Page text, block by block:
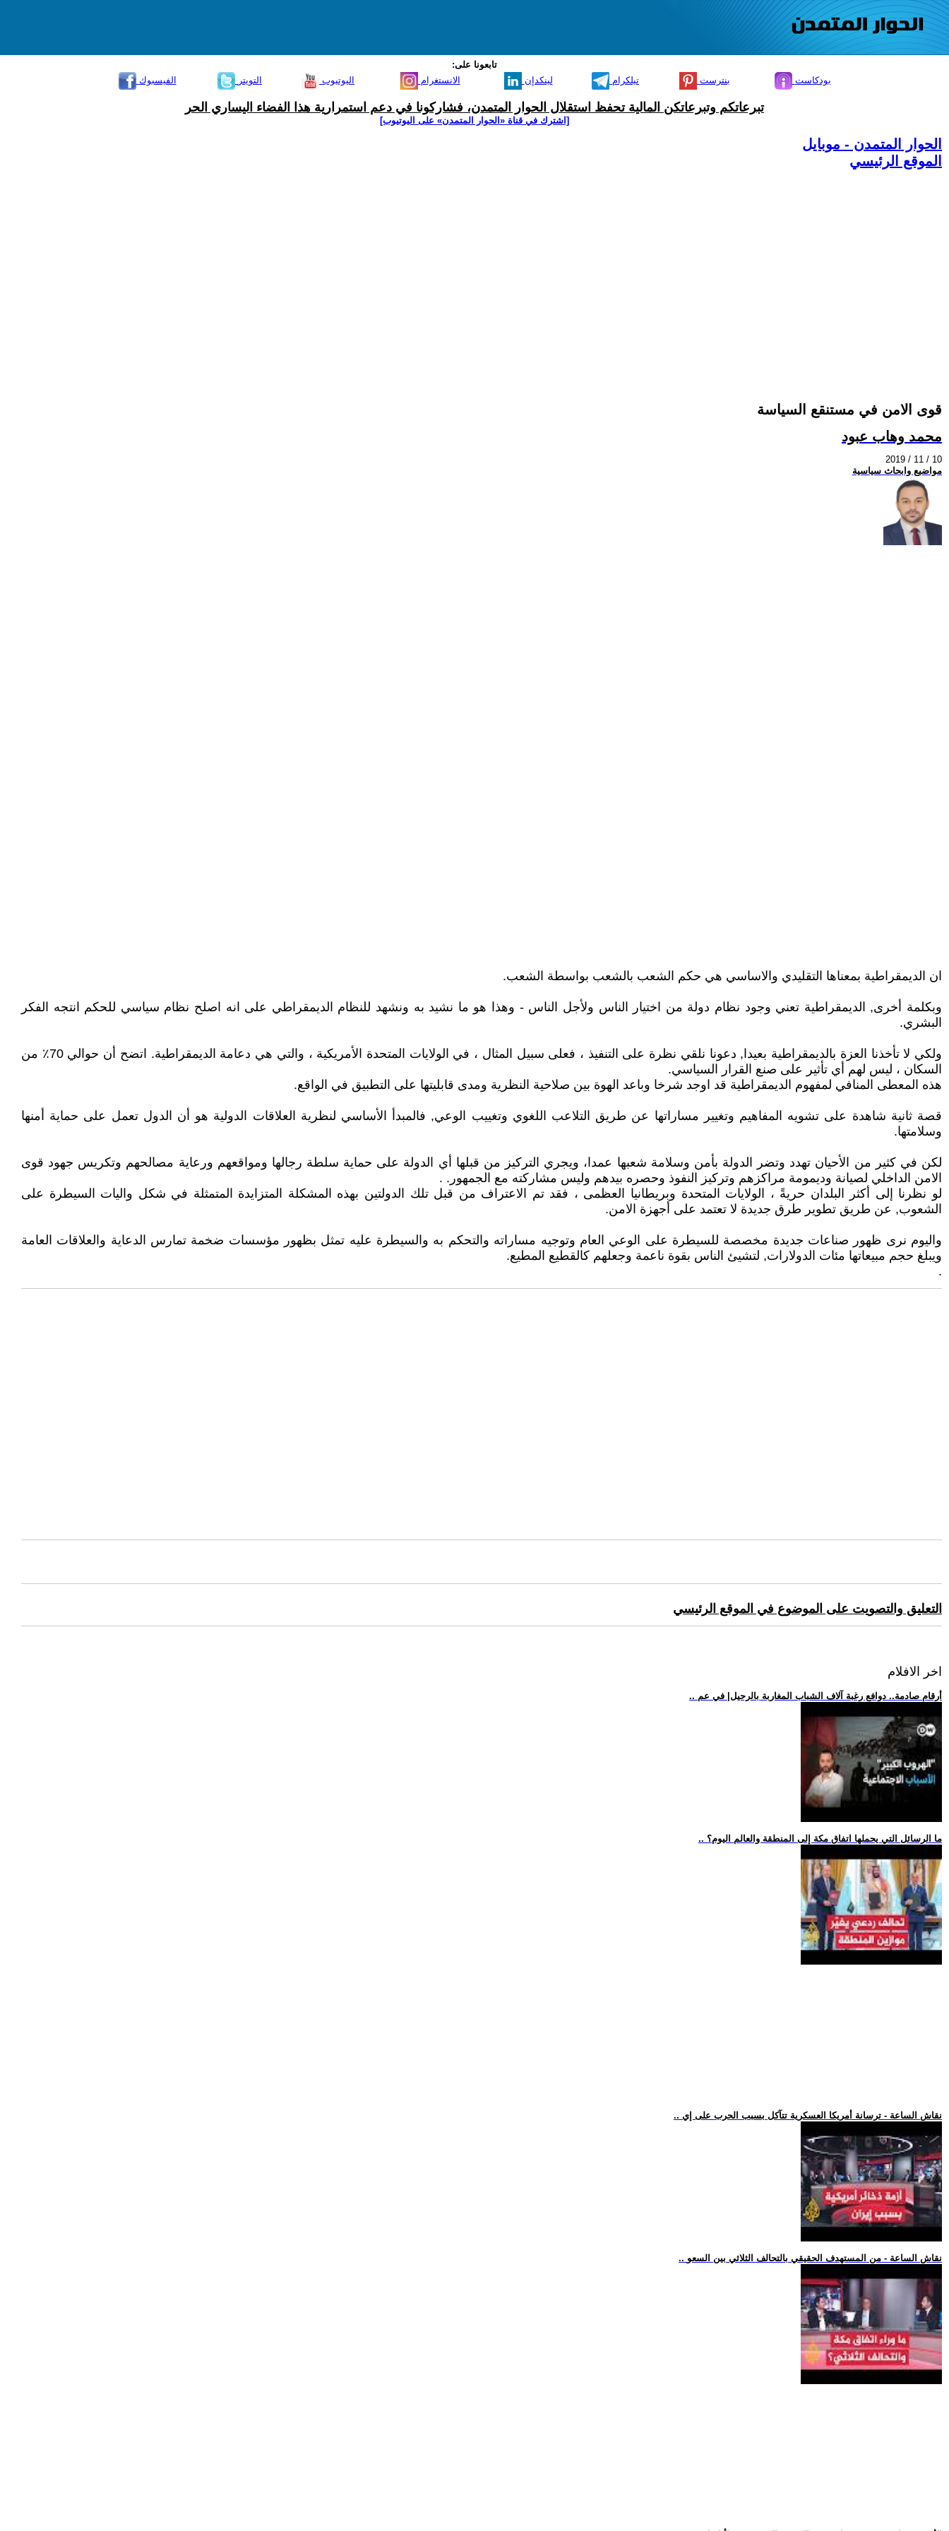
تابعونا على:
الفيسبوك
التويتر اليوتيوب الانستغرام لينكدإن تيلكرام بنترست بودكاست
تبرعاتكم وتبرعاتكن المالية تحفظ استقلال الحوار المتمدن، فشاركونا في دعم استمرارية هذا الفضاء اليساري الحر
[اشترك في قناة ‫«الحوار المتمدن» على اليوتيوب]
الحوار المتمدن - موبايل
الموقع الرئيسي
قوى الامن في مستنقع السياسة
محمد وهاب عبود
2019 / 11 / 10
مواضيع وابحاث سياسية
ان الديمقراطية بمعناها التقليدي والاساسي هي حكم الشعب بالشعب بواسطة الشعب.
وبكلمة أخرى, الديمقراطية تعني وجود نظام دولة من اختيار الناس ولأجل الناس - وهذا هو ما نشيد به ونشهد للنظام الديمقراطي على انه اصلح نظام سياسي للحكم انتجه الفكر
البشري.
ولكي لا تأخذنا العزة بالديمقراطية بعيدا, دعونا نلقي نظرة على التنفيذ ، فعلى سبيل المثال ، في الولايات المتحدة الأمريكية ، والتي هي دعامة الديمقراطية. اتضح أن حوالي 70٪ من
السكان ، ليس لهم أي تأثير على صنع القرار السياسي.
هذه المعطى المنافي لمفهوم الديمقراطية قد اوجد شرخا وباعد الهوة بين صلاحية النظرية ومدى قابليتها على التطبيق في الواقع.
قصة ثانية شاهدة على تشويه المفاهيم وتغيير مساراتها عن طريق التلاعب اللغوي وتغييب الوعي, فالمبدأ الأساسي لنظرية العلاقات الدولية هو أن الدول تعمل على حماية أمنها
وسلامتها.
لكن في كثير من الأحيان تهدد وتضر الدولة بأمن وسلامة شعبها عمدا، ويجري التركيز من قبلها أي الدولة على حماية سلطة رجالها ومواقعهم ورعاية مصالحهم وتكريس جهود قوى
الامن الداخلي لصيانة وديمومة مراكزهم وتركيز النفوذ وحصره بيدهم وليس مشاركته مع الجمهور. .
لو نظرنا إلى أكثر البلدان حريةً ، الولايات المتحدة وبريطانيا العظمى ، فقد تم الاعتراف من قبل تلك الدولتين بهذه المشكلة المتزايدة المتمثلة في شكل واليات السيطرة على
الشعوب, عن طريق تطوير طرق جديدة لا تعتمد على أجهزة الامن.
واليوم نرى ظهور صناعات جديدة مخصصة للسيطرة على الوعي العام وتوجيه مساراته والتحكم به والسيطرة عليه تمثل بظهور مؤسسات ضخمة تمارس الدعاية والعلاقات العامة
ويبلغ حجم مبيعاتها مئات الدولارات, لتشيئ الناس بقوة ناعمة وجعلهم كالقطيع المطيع.
.
التعليق والتصويت على الموضوع في الموقع الرئيسي
اخر الافلام
.. أرقام صادمة.. دوافع رغبة آلاف الشباب المغاربة بالرحيل| في عم
.. ما الرسائل التي يحملها اتفاق مكة إلى المنطقة والعالم اليوم؟
.. نقاش الساعة - ترسانة أمريكا العسكرية تتآكل بسبب الحرب على إي
.. نقاش الساعة - من المستهدف الحقيقي بالتحالف الثلاثي بين السعو